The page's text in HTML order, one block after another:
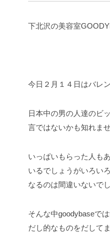
下北沢の美容室
今日２月１４日はバレ
日本中の男の人達のビ
言ではないかも知れま
いっぱいもらった人も
いるでしょうがいろい
なるのは間違いないで
そんな中goodybaseで
だし的なものをだして